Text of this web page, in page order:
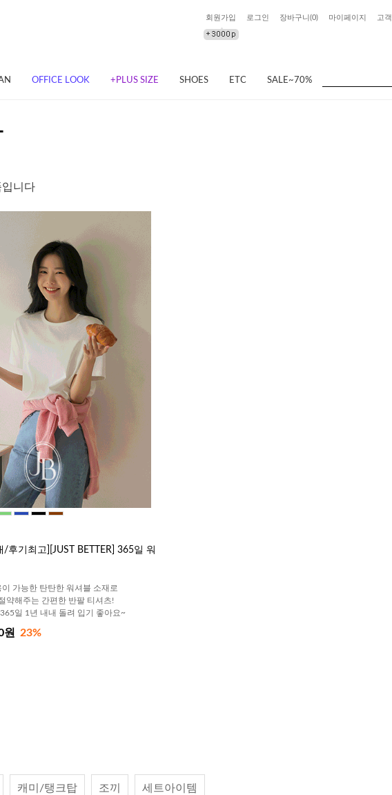
회원가입 로그인 장바구니(0) 마이페이지 고
OFFICE LOOK +PLUS SIZE SHOES ETC SALE~70%
입니다
/후기최고][JUST BETTER] 365일 워
가능한 탄탄한 워셔블 소재로
약해주는 간편한 반팔 티셔츠!
일 1년 내내 돌려 입기 좋아요~
원 23%
캐미/탱크탑 조끼 세트아이템